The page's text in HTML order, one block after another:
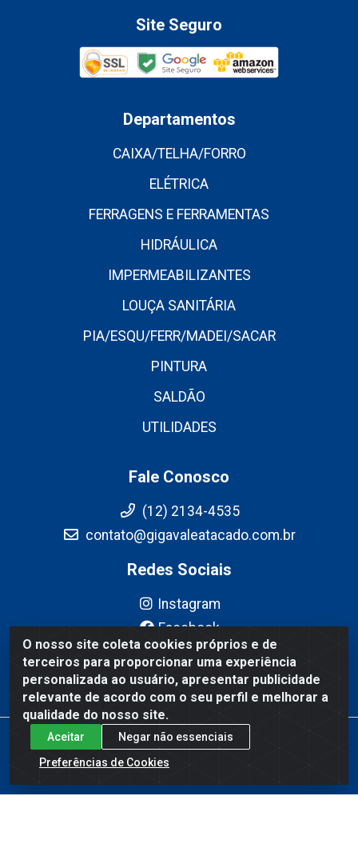
O nosso site coleta cookies próprios e de
terceiros para proporcionar uma experiência
personalizada ao usuário, apresentar publicidade
relevante de acordo com o seu perfil e melhorar a
qualidade do nosso site.
Aceitar
Negar não essenciais
Preferências de Cookies
Site Seguro
Departamentos
CAIXA/TELHA/FORRO
ELÉTRICA
FERRAGENS E FERRAMENTAS
HIDRÁULICA
IMPERMEABILIZANTES
LOUÇA SANITÁRIA
PIA/ESQU/FERR/MADEI/SACAR
PINTURA
SALDÃO
UTILIDADES
Fale Conosco
(12) 2134-4535
contato@gigavaleatacado.com.br
Redes Sociais
Instagram
Facebook
YouTube
Linkedin
Gigavale Atacado - Av. Pedro Friggi, 451 - Vista Verde, São José
dos Campos/SP - CEP 12223-430 - CNPJ 08.978.600/0004-83